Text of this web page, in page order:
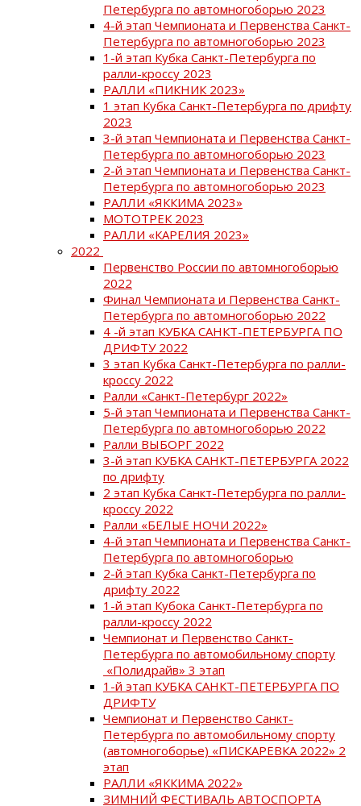
Петербурга по автомногоборью 2023
4-й этап Чемпионата и Первенства Санкт-
Петербурга по автомногоборью 2023
1-й этап Кубка Санкт-Петербурга по
ралли-кроссу 2023
РАЛЛИ «ПИКНИК 2023»
1 этап Кубка Санкт-Петербурга по дрифту
2023
3-й этап Чемпионата и Первенства Санкт-
Петербурга по автомногоборью 2023
2-й этап Чемпионата и Первенства Санкт-
Петербурга по автомногоборью 2023
РАЛЛИ «ЯККИМА 2023»
МОТОТРЕК 2023
РАЛЛИ «КАРЕЛИЯ 2023»
2022
Первенство России по автомногоборью
2022
Финал Чемпионата и Первенства Санкт-
Петербурга по автомногоборью 2022
4 -й этап КУБКА САНКТ-ПЕТЕРБУРГА ПО
ДРИФТУ 2022
3 этап Кубка Санкт-Петербурга по ралли-
кроссу 2022
Ралли «Санкт-Петербург 2022»
5-й этап Чемпионата и Первенства Санкт-
Петербурга по автомногоборью 2022
Ралли ВЫБОРГ 2022
3-й этап КУБКА САНКТ-ПЕТЕРБУРГА 2022
по дрифту
2 этап Кубка Санкт-Петербурга по ралли-
кроссу 2022
Ралли «БЕЛЫЕ НОЧИ 2022»
4-й этап Чемпионата и Первенства Санкт-
Петербурга по автомногоборью
2-й этап Кубка Санкт-Петербурга по
дрифту 2022
1-й этап Кубока Санкт-Петербурга по
ралли-кроссу 2022
Чемпионат и Первенство Санкт-
Петербурга по автомобильному спорту
«Полидрайв» 3 этап
1-й этап КУБКА САНКТ-ПЕТЕРБУРГА ПО
ДРИФТУ
Чемпионат и Первенство Санкт-
Петербурга по автомобильному спорту
(автомногоборье) «ПИСКАРЕВКА 2022» 2
этап
РАЛЛИ «ЯККИМА 2022»
ЗИМНИЙ ФЕСТИВАЛЬ АВТОСПОРТА